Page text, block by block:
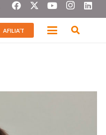
AFILIA’T